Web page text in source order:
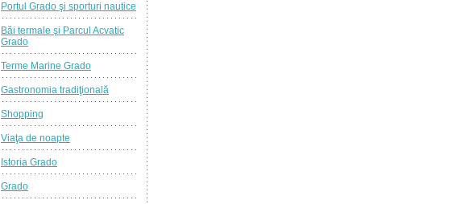
Portul Grado şi sporturi nautice
Băi termale şi Parcul Acvatic
Grado
Terme Marine Grado
Gastronomia tradiţională
Shopping
Viaţa de noapte
Istoria Grado
Grado